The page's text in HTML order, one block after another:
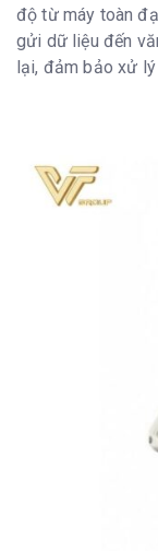
độ từ máy toàn
gửi dữ liệu đến
lại, đảm bảo xử lý